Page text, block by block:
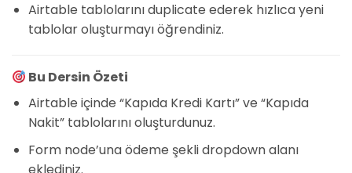
Airtable tablolarını duplicate ederek hızlıca yeni
tablolar oluşturmayı öğrendiniz.
Bu Dersin Özeti
Airtable içinde “Kapıda Kredi Kartı” ve “Kapıda
Nakit” tablolarını oluşturdunuz.
Form node’una ödeme şekli dropdown alanı
eklediniz.